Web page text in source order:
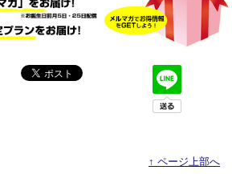
↑ ページ上部へ